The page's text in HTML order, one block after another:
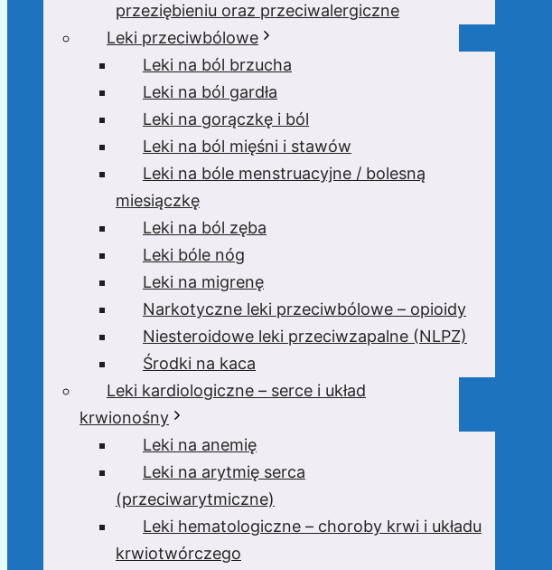
przeziębieniu oraz przeciwalergiczne
Leki przeciwbólowe
Leki na ból brzucha
Leki na ból gardła
Leki na gorączkę i ból
Leki na ból mięśni i stawów
Leki na bóle menstruacyjne / bolesną
miesiączkę
Leki na ból zęba
Leki bóle nóg
Leki na migrenę
Narkotyczne leki przeciwbólowe – opioidy
Niesteroidowe leki przeciwzapalne (NLPZ)
Środki na kaca
Leki kardiologiczne – serce i układ
krwionośny
Leki na anemię
Leki na arytmię serca
(przeciwarytmiczne)
Leki hematologiczne – choroby krwi i układu
krwiotwórczego